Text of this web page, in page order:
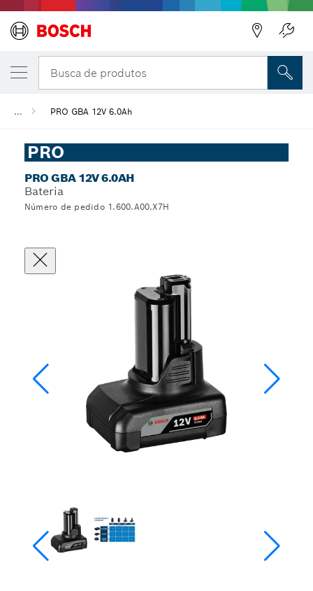
Busca de produtos
... PRO GBA 12V 6.0Ah
PRO
PRO GBA 12V 6.0AH
Bateria
Número de pedido 1.600.A00.X7H